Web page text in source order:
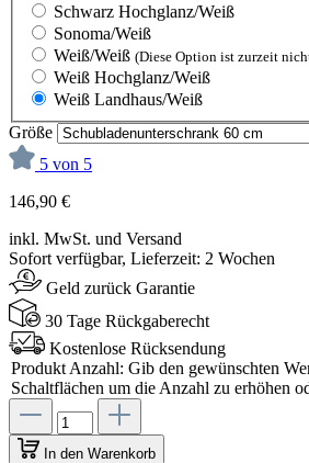
Schwarz Hochglanz/Weiß
Sonoma/Weiß
Weiß/Weiß (Diese Option ist zurzeit
Weiß Hochglanz/Weiß
Weiß Landhaus/Weiß
Größe
5 von 5
146,90 €
inkl. MwSt. und Versand
Sofort verfügbar, Lieferzeit: 2 Wochen
Geld zurück Garantie
30 Tage Rückgaberecht
Kostenlose Rücksendung
Produkt Anzahl: Gib den gewünschten
Schaltflächen um die Anzahl zu erhöhen
In den Warenkorb